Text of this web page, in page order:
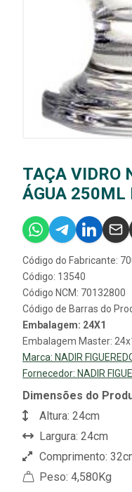
TAÇA VIDRO
ÁGUA 250ML
Código do Fabricante:
Código: 13540
Código NCM: 70132800
Código de Barras do
Embalagem: 24X1
Embalagem Master:
Marca: NADIR
Fornecedor: NADIR
Dimensões do
Altura: 24cm
Largura: 24cm
Comprimento:
Peso: 4,580Kg